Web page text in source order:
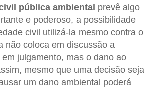
pública ambiental prevê algo
e poderoso, a possibilidade
civil utilizá-la mesmo contra o
não coloca em discussão a
julgamento, mas o dano ao
mesmo que uma decisão seja
um dano ambiental poderá